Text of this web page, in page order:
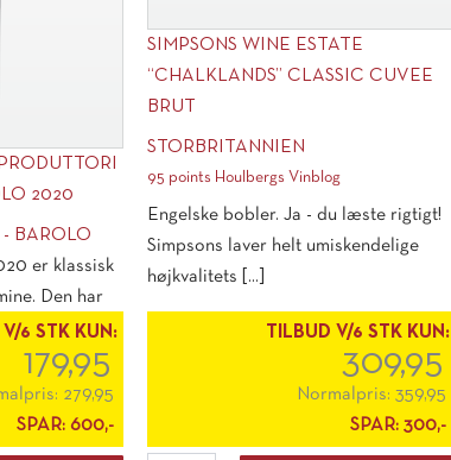
2020
- BAROLO
er klassisk
Den har
V/6 STK KUN:
179,95
279,95
SPAR: 600,-
SIMPSONS WINE ESTATE
“CHALKLANDS” CLASSIC CUVEE
BRUT
STORBRITANNIEN
95 points Houlbergs Vinblog
Engelske bobler. Ja - du læste rigtigt!
Simpsons laver helt umiskendelige
højkvalitets [...]
TILBUD V/6 STK KUN:
309,95
Normalpris: 359,95
SPAR: 300,-